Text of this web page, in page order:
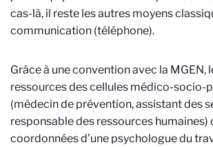
cas-là, il reste les autres moyens
communication (téléphone).
Grâce à une convention avec la MGEN,
ressources des cellules médico-socio-
(médecin de prévention, assistant des
responsable des ressources humaines)
coordonnées d’une psychologue du